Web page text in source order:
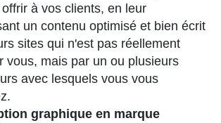
à vos clients, en leur
un contenu optimisé et bien écrit
sites qui n'est pas réellement
vous, mais par un ou plusieurs
avec lesquels vous vous
graphique en marque